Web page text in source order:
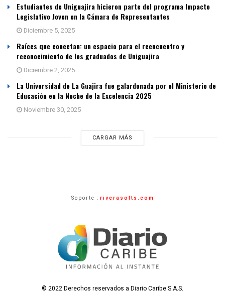
Estudiantes de Uniguajira hicieron parte del programa Impacto
Legislativo Joven en la Cámara de Representantes
Diciembre 5, 2025
Raíces que conectan: un espacio para el reencuentro y
reconocimiento de los graduados de Uniguajira
Diciembre 2, 2025
La Universidad de La Guajira fue galardonada por el Ministerio de
Educación en la Noche de la Excelencia 2025
Noviembre 30, 2025
CARGAR MÁS
Soporte : riverasofts.com
© 2022 Derechos reservados a Diario Caribe S.A.S.